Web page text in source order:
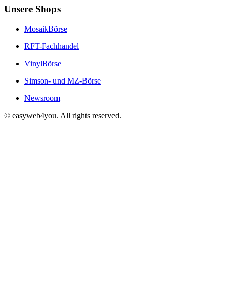
Unsere Shops
MosaikBörse
RFT-Fachhandel
VinylBörse
Simson- und MZ-Börse
Newsroom
© easyweb4you. All rights reserved.